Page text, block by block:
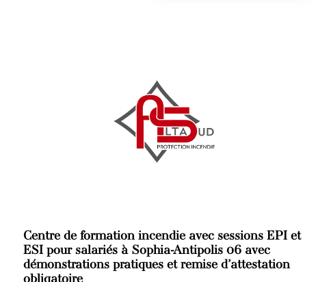
Centre de formation incendie avec sessions EPI et
ESI pour salariés à Sophia-Antipolis 06 avec
démonstrations pratiques et remise d’attestation